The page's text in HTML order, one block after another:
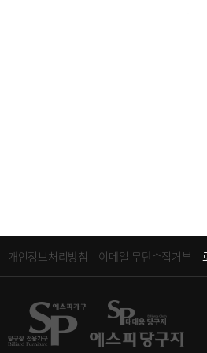
관련자료
개인정보처리방침 이메일 무단수집거부